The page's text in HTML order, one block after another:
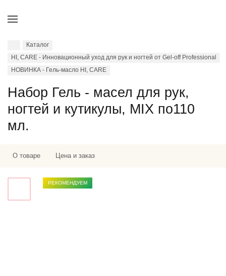
Каталог
HI, CARE - Инновационный уход для рук и ногтей от Gel-off Professional
НОВИНКА - Гель-масло HI, CARE
Набор Гель - масел для рук,
ногтей и кутикулы, MIX по110
мл.
О товаре Цена и заказ
РЕКОМЕНДУЕМ